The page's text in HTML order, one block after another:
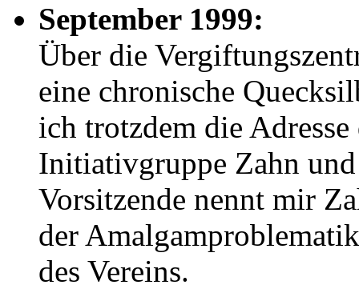
September 1999:
Über die
eine chronische
ich trotzdem die
Initiativgruppe Zahn
Vorsitzende nennt mir
der
des Vereins.